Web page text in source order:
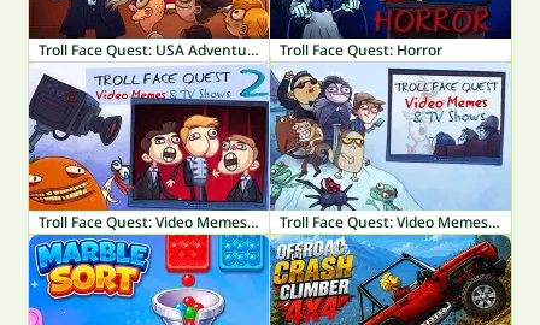
Troll Face Quest: USA Adventure Troll Face Quest: Horror
Troll Face Quest: Video Memes & TV Shows Part 2 Troll Face Quest: Video Memes & TV Shows